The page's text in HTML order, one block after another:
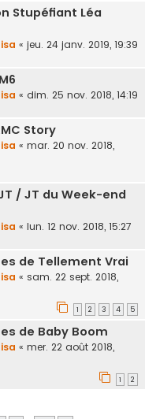
Stupéfiant Léa
« jeu. 24 janv. 2019, 19:39
« dim. 25 nov. 2018, 14:19
Story
« mar. 20 nov. 2018,
/ JT du Week-end
« lun. 12 nov. 2018, 15:27
de Tellement Vrai
« sam. 22 sept. 2018,
1 2 3 4 5
de Baby Boom
« mer. 22 août 2018,
1 2